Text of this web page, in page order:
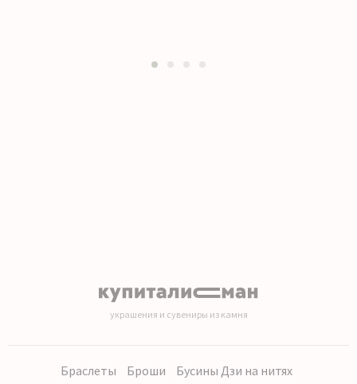
украшения и сувениры из камня
Браслеты Броши Бусины Дзи на нитях